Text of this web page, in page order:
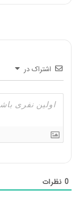
اشتراک در
0 نظرات